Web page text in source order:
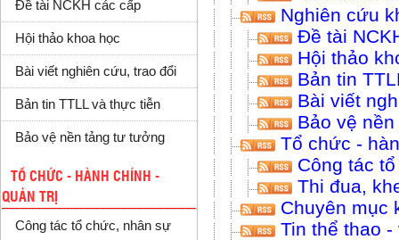
Đề tài NCKH các cấp
Hội thảo khoa học
Bài viết nghiên cứu, trao đổi
Bản tin TTLL và thực tiễn
Bảo vệ nền tảng tư tưởng
TỔ CHỨC - HÀNH CHÍNH -
QUẢN TRỊ
Công tác tổ chức, nhân sự
Nghiên cứu
Đề tài
Hội thảo
Bản tin
Bài viết
Bảo vệ
Tổ chức -
Công tác
Thi đua,
Chuyên mục
Tin thể thao -